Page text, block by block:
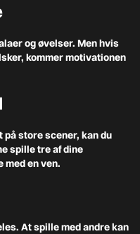
og øvelser. Men hvis
kommer motivationen
på store scener, kan du
spille tre af dine
med en ven.
At spille med andre kan